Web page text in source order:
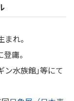
れ。
庸。
ン水族館｣等にて